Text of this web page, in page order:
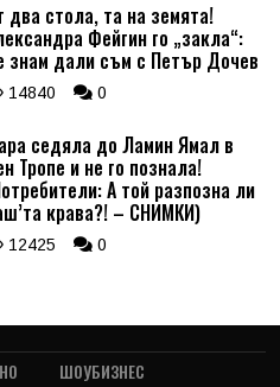
два стола, та на земята!
Фейгин го „закла“:
знам дали съм с Петър Дочев
14840 0
седяла до Ламин Ямал в
Тропе и не го познала!
А той разпозна ли
крава?! – СНИМКИ)
12425 0
ШОУБИЗНЕС